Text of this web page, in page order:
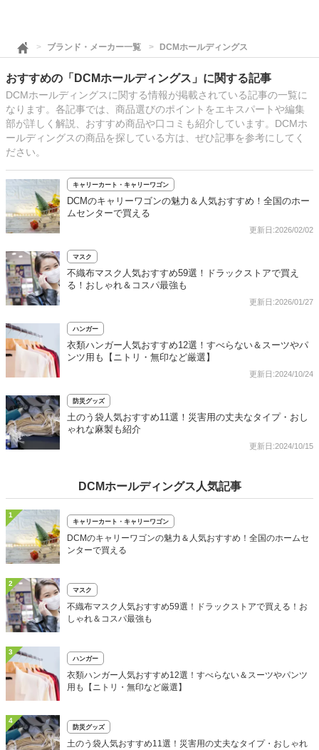
ブランド・メーカー一覧 DCMホールディングス
おすすめの「DCMホールディングス」に関する記事
DCMホールディングスに関する情報が掲載されている記事の一覧に
なります。各記事では、商品選びのポイントをエキスパートや編集
部が詳しく解説、おすすめ商品や口コミも紹介しています。DCMホ
ールディングスの商品を探している方は、ぜひ記事を参考にしてく
ださい。
キャリーカート・キャリーワゴン
DCMのキャリーワゴンの魅力＆人気おすすめ！全国のホー
ムセンターで買える
更新日:2026/02/02
マスク
不織布マスク人気おすすめ59選！ドラックストアで買え
る！おしゃれ＆コスパ最強も
更新日:2026/01/27
ハンガー
衣類ハンガー人気おすすめ12選！すべらない＆スーツやパ
ンツ用も【ニトリ・無印など厳選】
更新日:2024/10/24
防災グッズ
土のう袋人気おすすめ11選！災害用の丈夫なタイプ・おし
ゃれな麻製も紹介
更新日:2024/10/15
DCMホールディングス人気記事
1
キャリーカート・キャリーワゴン
DCMのキャリーワゴンの魅力＆人気おすすめ！全国のホームセ
ンターで買える
2
マスク
不織布マスク人気おすすめ59選！ドラックストアで買える！お
しゃれ＆コスパ最強も
3
ハンガー
衣類ハンガー人気おすすめ12選！すべらない＆スーツやパンツ
用も【ニトリ・無印など厳選】
4
防災グッズ
土のう袋人気おすすめ11選！災害用の丈夫なタイプ・おしゃれ